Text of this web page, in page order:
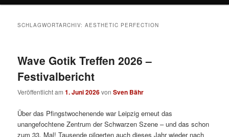
SCHLAGWORTARCHIV:AESTHETIC PERFECTION
Wave Gotik Treffen 2026 –
Festivalbericht
Veröffentlicht am1. Juni 2026vonSven Bähr
Über das Pfingstwochenende war Leipzig erneut das
unangefochtene Zentrum der Schwarzen Szene – und das schon
zum 33. Mal! Tausende pilgerten auch dieses Jahr wieder nach